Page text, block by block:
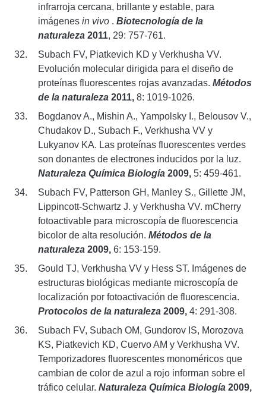
infrarroja cercana, brillante y estable, para
imágenes in vivo . Biotecnología de la
naturaleza 2011, 29: 757-761.
Subach FV, Piatkevich KD y Verkhusha VV.
Evolución molecular dirigida para el diseño de
proteínas fluorescentes rojas avanzadas. Métodos
de la naturaleza 2011, 8: 1019-1026.
Bogdanov A., Mishin A., Yampolsky I., Belousov V.,
Chudakov D., Subach F., Verkhusha VV y
Lukyanov KA. Las proteínas fluorescentes verdes
son donantes de electrones inducidos por la luz.
Naturaleza Química Biología 2009, 5: 459-461.
Subach FV, Patterson GH, Manley S., Gillette JM,
Lippincott-Schwartz J. y Verkhusha VV. mCherry
fotoactivable para microscopía de fluorescencia
bicolor de alta resolución. Métodos de la
naturaleza 2009, 6: 153-159.
Gould TJ, Verkhusha VV y Hess ST. Imágenes de
estructuras biológicas mediante microscopía de
localización por fotoactivación de fluorescencia.
Protocolos de la naturaleza 2009, 4: 291-308.
Subach FV, Subach OM, Gundorov IS, Morozova
KS, Piatkevich KD, Cuervo AM y Verkhusha VV.
Temporizadores fluorescentes monoméricos que
cambian de color de azul a rojo informan sobre el
tráfico celular. Naturaleza Química Biología 2009,